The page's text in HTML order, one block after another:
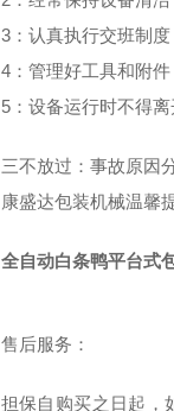
3：认真执行交班制
4：管理好工具和附
5：设备运行时不得
三不放过：事故原因
康盛达包装机械温馨
全自动白条鸭平台式
售后服务：
担保自购买之日起，